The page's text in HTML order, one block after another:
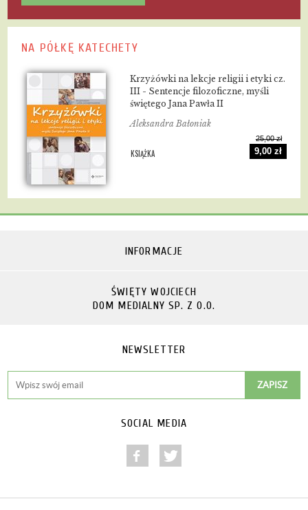
NA PÓŁKĘ KATECHETY
Krzyżówki na lekcje religii i etyki cz.
III - Sentencje filozoficzne, myśli
świętego Jana Pawła II
Aleksandra Bałoniak
KSIĄŻKA
25,00 zł
9,00 zł
INFORMACJE
ŚWIĘTY WOJCIECH
DOM MEDIALNY SP. Z O.O.
NEWSLETTER
SOCIAL MEDIA